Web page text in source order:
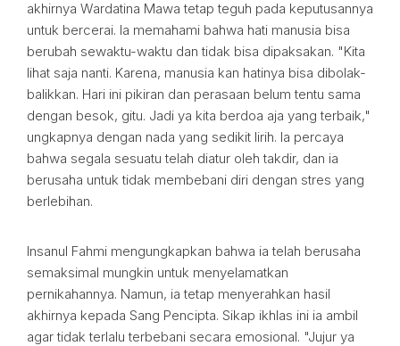
akhirnya Wardatina Mawa tetap teguh pada keputusannya
untuk bercerai. Ia memahami bahwa hati manusia bisa
berubah sewaktu-waktu dan tidak bisa dipaksakan. "Kita
lihat saja nanti. Karena, manusia kan hatinya bisa dibolak-
balikkan. Hari ini pikiran dan perasaan belum tentu sama
dengan besok, gitu. Jadi ya kita berdoa aja yang terbaik,"
ungkapnya dengan nada yang sedikit lirih. Ia percaya
bahwa segala sesuatu telah diatur oleh takdir, dan ia
berusaha untuk tidak membebani diri dengan stres yang
berlebihan.
Insanul Fahmi mengungkapkan bahwa ia telah berusaha
semaksimal mungkin untuk menyelamatkan
pernikahannya. Namun, ia tetap menyerahkan hasil
akhirnya kepada Sang Pencipta. Sikap ikhlas ini ia ambil
agar tidak terlalu terbebani secara emosional. "Jujur ya